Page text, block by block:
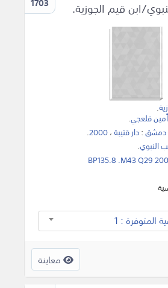
ابن قيم الجوزية.
.
قلعجي.
دمشق:دار قتيبة،2000
.
النبوي.
BP135.8 .M43 Q29
المتوفرة : 1
معاينة